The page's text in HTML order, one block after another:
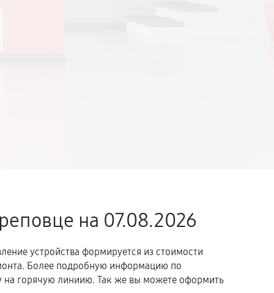
на 07.08.2026
устройства формируется из стоимости
Более подробную информацию по
на горячую линиию. Так же вы можете оформить